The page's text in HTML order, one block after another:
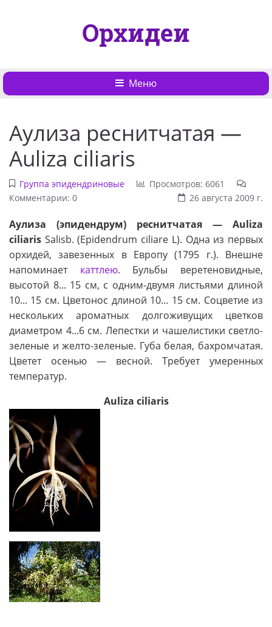
Орхидеи
Меню
Аулиза реснитчатая —
Auliza ciliaris
Группа эпидендриновые
Просмотров: 6061
Комментарии: 0
26 августа 2009 г.
Аулиза (эпидендрум) реснитчатая — Auliza
ciliaris Salisb. (Epidendrum ciliare L). Одна из первых
орхидей, завезенных в Европу (1795 г.). Внешне
напоминает каттлею. Бульбы веретеновидные,
высотой 8... 15 см, с одним-двумя листьями длиной
10... 15 см. Цветонос длиной 10... 15 см. Соцветие из
нескольких ароматных долгоживущих цветков
диаметром 4...6 см. Лепестки и чашелистики светло-
зеленые и желто-зеленые. Губа белая, бахромчатая.
Цветет осенью — весной. Требует умеренных
температур.
Auliza ciliaris